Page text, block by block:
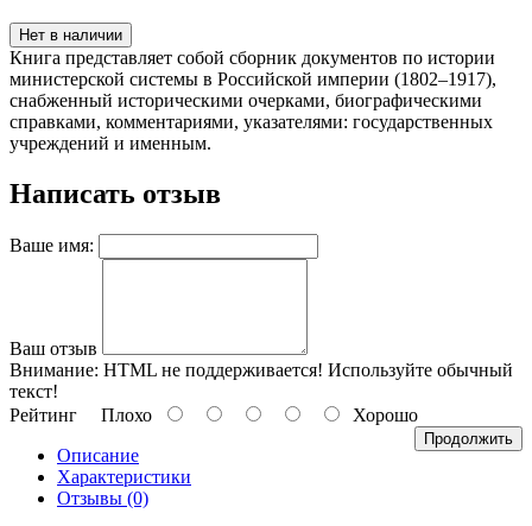
Нет в наличии
Книга представляет собой сборник документов по истории
министерской системы в Российской империи (1802–1917),
снабженный историческими очерками, биографическими
справками, комментариями, указателями: государственных
учреждений и именным.
Написать отзыв
Ваше имя:
Ваш отзыв
Внимание: HTML не поддерживается! Используйте обычный
текст!
Рейтинг Плохо Хорошо
Продолжить
Описание
Характеристики
Отзывы (0)